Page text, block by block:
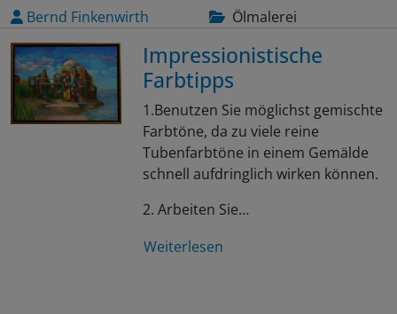
Bernd Finkenwirth Ölmalerei
Impressionistische
Farbtipps
1.Benutzen Sie möglichst gemischte
Farbtöne, da zu viele reine
Tubenfarbtöne in einem Gemälde
schnell aufdringlich wirken können.
2. Arbeiten Sie…
Weiterlesen